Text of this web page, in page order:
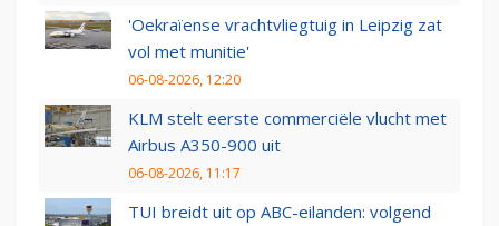
'Oekraïense vrachtvliegtuig in Leipzig zat
vol met munitie'
06-08-2026, 12:20
KLM stelt eerste commerciële vlucht met
Airbus A350-900 uit
06-08-2026, 11:17
TUI breidt uit op ABC-eilanden: volgend